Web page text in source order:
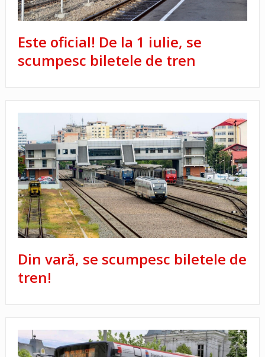
Este oficial! De la 1 iulie, se
scumpesc biletele de tren
Din vară, se scumpesc biletele de
tren!